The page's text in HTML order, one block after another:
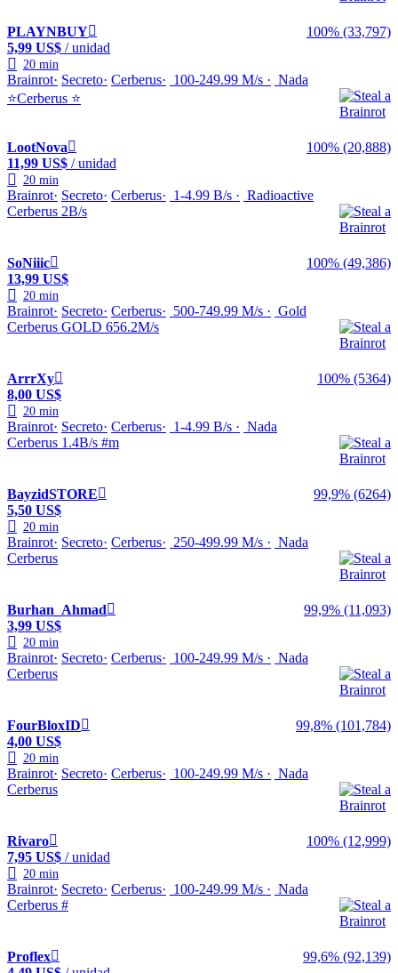
PLAYNBUY
100% (33,797)
5,99 US$ / unidad
20 min
Brainrot Secreto Cerberus 100-249.99 M/s
Nada
⭐Cerberus ⭐
LootNova
100% (20,888)
11,99 US$ / unidad
20 min
Brainrot Secreto Cerberus 1-4.99 B/s
Radioactive
Cerberus 2B/s
SoNiiic
100% (49,386)
13,99 US$
20 min
Brainrot Secreto Cerberus 500-749.99 M/s
Gold
Cerberus GOLD 656.2M/s
ArrrXy
100% (5364)
8,00 US$
20 min
Brainrot Secreto Cerberus 1-4.99 B/s
Nada
Cerberus 1.4B/s #m
BayzidSTORE
99,9% (6264)
5,50 US$
20 min
Brainrot Secreto Cerberus 250-499.99 M/s
Nada
Cerberus
Burhan_Ahmad
99,9% (11,093)
3,99 US$
20 min
Brainrot Secreto Cerberus 100-249.99 M/s
Nada
Cerberus
FourBloxID
99,8% (101,784)
4,00 US$
20 min
Brainrot Secreto Cerberus 100-249.99 M/s
Nada
Cerberus
Rivaro
100% (12,999)
7,95 US$ / unidad
20 min
Brainrot Secreto Cerberus 100-249.99 M/s
Nada
Cerberus #
Proflex
99,6% (92,139)